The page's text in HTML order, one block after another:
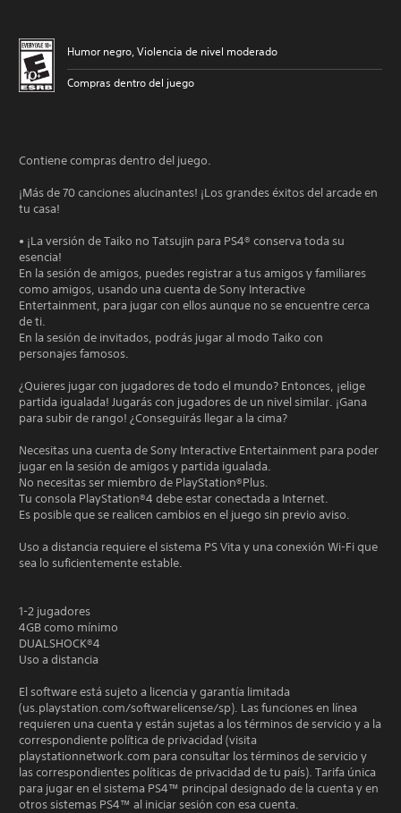
Humor negro, Violencia de nivel moderado
Compras dentro del juego
Contiene compras dentro del juego.
¡Más de 70 canciones alucinantes! ¡Los grandes éxitos del arcade en
tu casa!
• ¡La versión de Taiko no Tatsujin para PS4® conserva toda su
esencia!
En la sesión de amigos, puedes registrar a tus amigos y familiares
como amigos, usando una cuenta de Sony Interactive
Entertainment, para jugar con ellos aunque no se encuentre cerca
de ti.
En la sesión de invitados, podrás jugar al modo Taiko con
personajes famosos.
¿Quieres jugar con jugadores de todo el mundo? Entonces, ¡elige
partida igualada! Jugarás con jugadores de un nivel similar. ¡Gana
para subir de rango! ¿Conseguirás llegar a la cima?
Necesitas una cuenta de Sony Interactive Entertainment para poder
jugar en la sesión de amigos y partida igualada.
No necesitas ser miembro de PlayStation®Plus.
Tu consola PlayStation®4 debe estar conectada a Internet.
Es posible que se realicen cambios en el juego sin previo aviso.
Uso a distancia requiere el sistema PS Vita y una conexión Wi-Fi que
sea lo suficientemente estable.
1-2 jugadores
4GB como mínimo
DUALSHOCK®4
Uso a distancia
El software está sujeto a licencia y garantía limitada
(us.playstation.com/softwarelicense/sp). Las funciones en línea
requieren una cuenta y están sujetas a los términos de servicio y a la
correspondiente política de privacidad (visita
playstationnetwork.com para consultar los términos de servicio y
las correspondientes políticas de privacidad de tu país). Tarifa única
para jugar en el sistema PS4™ principal designado de la cuenta y en
otros sistemas PS4™ al iniciar sesión con esa cuenta.